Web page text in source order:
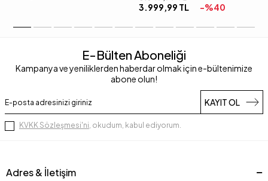
3.999,99 TL -%40
E-Bülten Aboneliği
Kampanya ve yeniliklerden haberdar olmak için e-bültenimize
abone olun!
KAYIT OL
KVKK Sözleşmesi'ni, okudum, kabul ediyorum.
Adres & İletişim